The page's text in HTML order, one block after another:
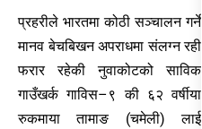
प्रहरीले भारतमा कोठी सञ्चालन गर्ने
मानव बेचबिखन अपराधमा संलग्न रही
फरार रहेकी नुवाकोटको साविक
गाउँखर्क गाविस–९ की ६२ वर्षीया
रुकमाया तामाङ (चमेली) लाई